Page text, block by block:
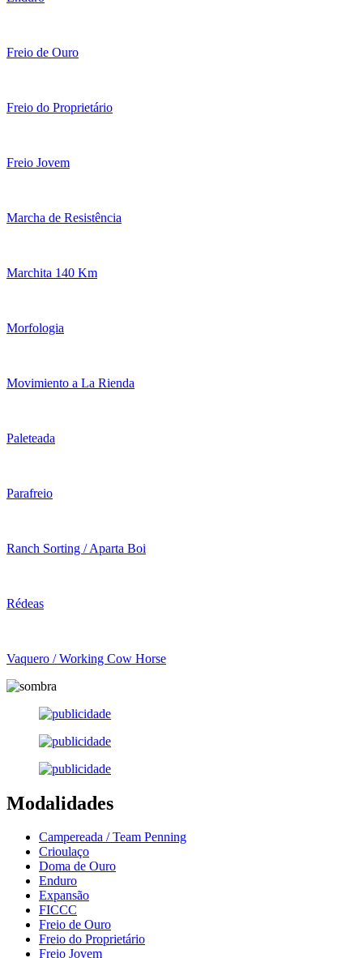
Freio de Ouro
Freio do Proprietário
Freio Jovem
Marcha de Resistência
Marchita 140 Km
Morfologia
Movimiento a La Rienda
Paleteada
Parafreio
Ranch Sorting / Aparta Boi
Rédeas
Vaquero / Working Cow Horse
Modalidades
Campereada / Team Penning
Crioulaço
Doma de Ouro
Enduro
Expansão
FICCC
Freio de Ouro
Freio do Proprietário
Freio Jovem